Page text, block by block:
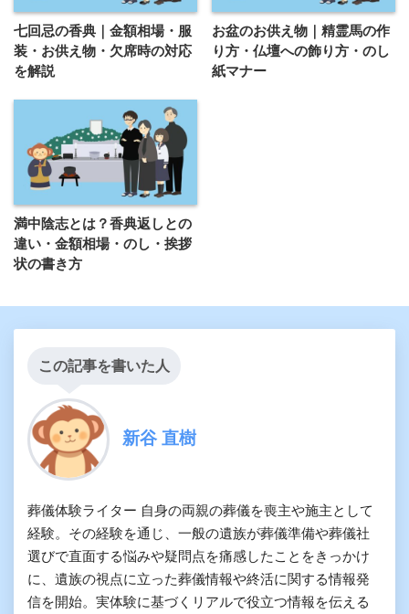
七回忌の香典｜金額相場・服
装・お供え物・欠席時の対応
を解説
お盆のお供え物｜精霊馬の作
り方・仏壇への飾り方・のし
紙マナー
満中陰志とは？香典返しとの
違い・金額相場・のし・挨拶
状の書き方
この記事を書いた人
新谷 直樹
葬儀体験ライター 自身の両親の葬儀を喪主や施主として
経験。その経験を通じ、一般の遺族が葬儀準備や葬儀社
選びで直面する悩みや疑問点を痛感したことをきっかけ
に、遺族の視点に立った葬儀情報や終活に関する情報発
信を開始。実体験に基づくリアルで役立つ情報を伝える